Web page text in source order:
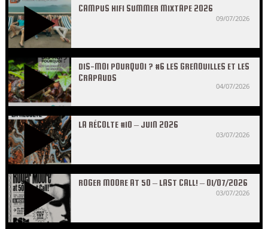
CAMPUS HIFI SUMMER MIXTAPE 2026
09/07/2026
DIS-MOI POURQUOI ? #6 LES GRENOUILLES ET LES
CRAPAUDS
04/07/2026
LA RÉCOLTE #10 – JUIN 2026
03/07/2026
ROGER MOORE AT 50 – LAST CALL! – 01/07/2026
03/07/2026